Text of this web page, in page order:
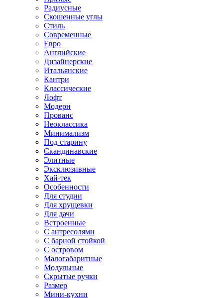
Радиусные
Скошенные углы
Стиль
Современные
Евро
Английские
Дизайнерские
Итальянские
Кантри
Классические
Лофт
Модерн
Прованс
Неоклассика
Минимализм
Под старину
Скандинавские
Элитные
Эксклюзивные
Хай-тек
Особенности
Для студии
Для хрущевки
Для дачи
Встроенные
С антресолями
С барной стойкой
С островом
Малогабаритные
Модульные
Скрытые ручки
Размер
Мини-кухни